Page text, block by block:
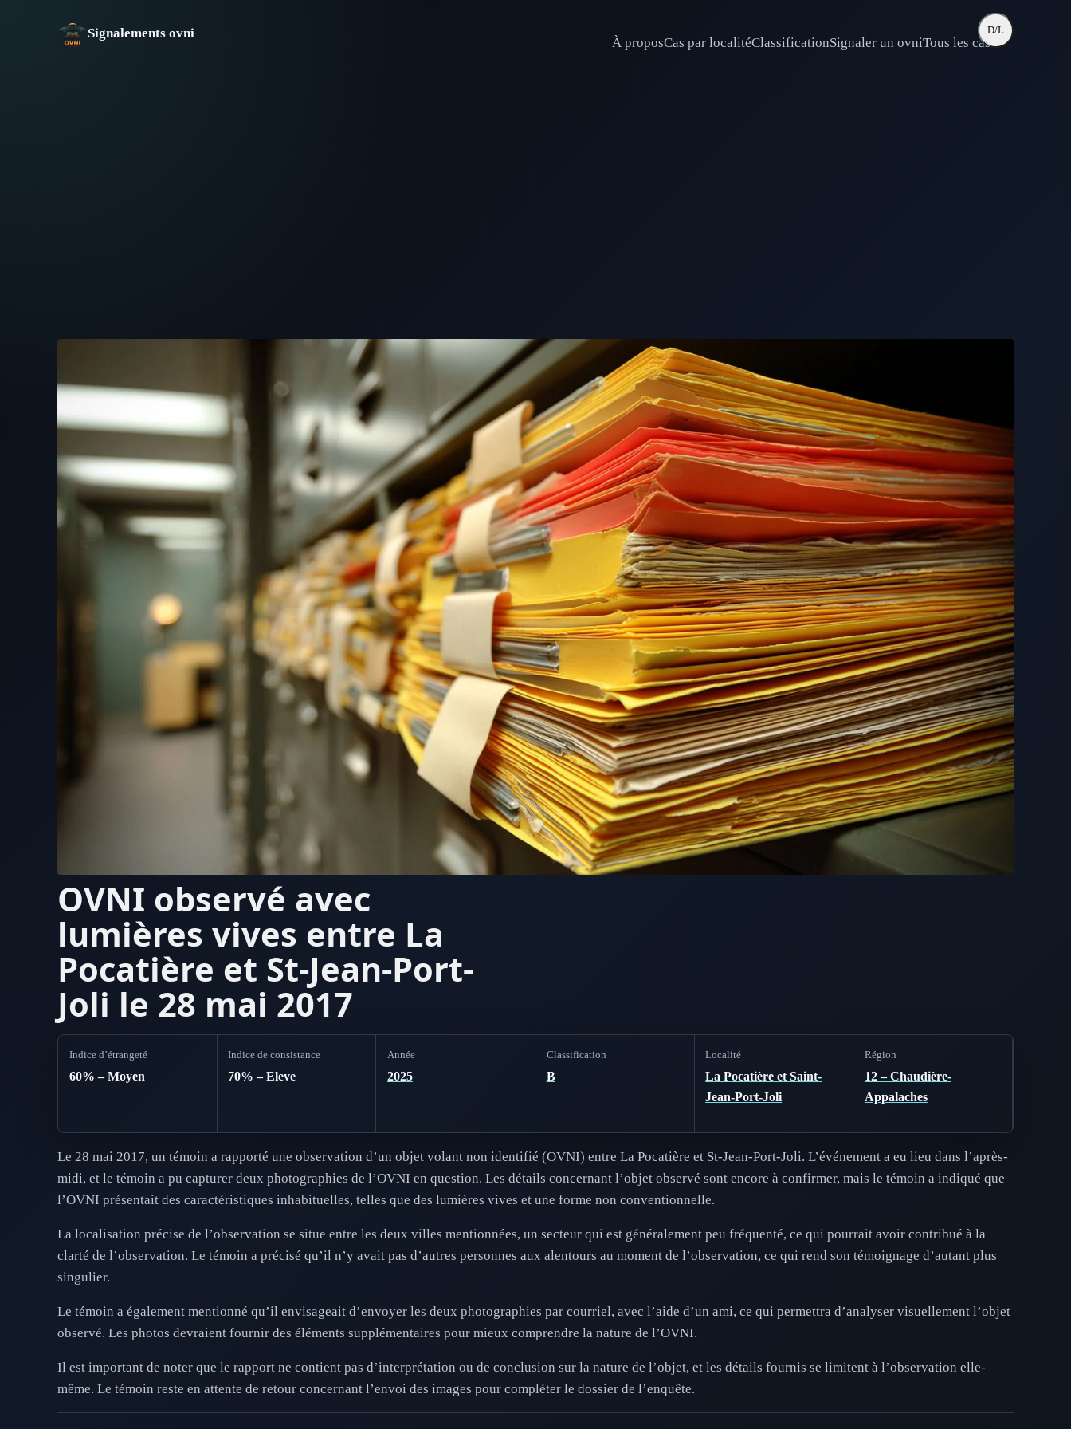
Signalements ovni
À proposCas par localitéClassificationSignaler un ovniTous les cas
D/L
OVNI observé avec
lumières vives entre La
Pocatière et St-Jean-Port-
Joli le 28 mai 2017
Indice d’étrangeté
60% – Moyen
Indice de consistance
70% – Eleve
Année
2025
Classification
B
Localité
La Pocatière et Saint-
Jean-Port-Joli
Région
12 – Chaudière-
Appalaches
Le 28 mai 2017, un témoin a rapporté une observation d’un objet volant non identifié (OVNI) entre La Pocatière et St-Jean-Port-Joli. L’événement a eu lieu dans l’après-
midi, et le témoin a pu capturer deux photographies de l’OVNI en question. Les détails concernant l’objet observé sont encore à confirmer, mais le témoin a indiqué que
l’OVNI présentait des caractéristiques inhabituelles, telles que des lumières vives et une forme non conventionnelle.
La localisation précise de l’observation se situe entre les deux villes mentionnées, un secteur qui est généralement peu fréquenté, ce qui pourrait avoir contribué à la
clarté de l’observation. Le témoin a précisé qu’il n’y avait pas d’autres personnes aux alentours au moment de l’observation, ce qui rend son témoignage d’autant plus
singulier.
Le témoin a également mentionné qu’il envisageait d’envoyer les deux photographies par courriel, avec l’aide d’un ami, ce qui permettra d’analyser visuellement l’objet
observé. Les photos devraient fournir des éléments supplémentaires pour mieux comprendre la nature de l’OVNI.
Il est important de noter que le rapport ne contient pas d’interprétation ou de conclusion sur la nature de l’objet, et les détails fournis se limitent à l’observation elle-
même. Le témoin reste en attente de retour concernant l’envoi des images pour compléter le dossier de l’enquête.